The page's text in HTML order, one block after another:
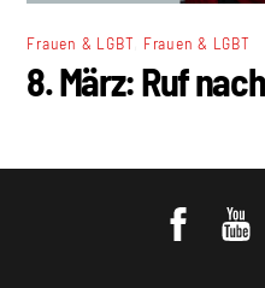
Frauen & LGBT Frauen & LGBT
8. März: Ruf